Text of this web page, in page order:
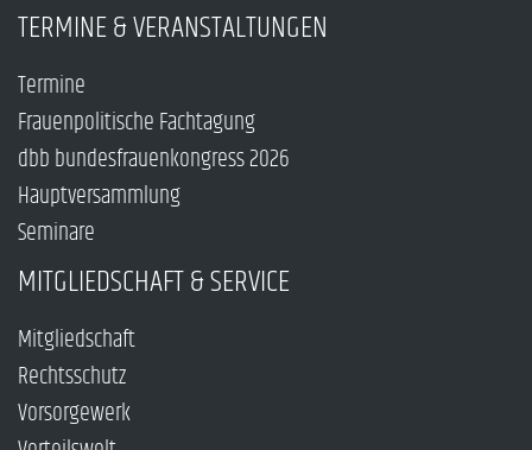
TERMINE & VERANSTALTUNGEN
Termine
Frauenpolitische Fachtagung
dbb bundesfrauenkongress 2026
Hauptversammlung
Seminare
MITGLIEDSCHAFT & SERVICE
Mitgliedschaft
Rechtsschutz
Vorsorgewerk